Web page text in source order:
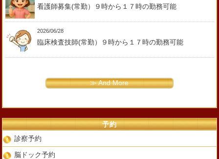
看護師募集(常勤）９時から１７時の勤務可能
2026/06/28
臨床検査技師(常勤）９時から１７時の勤務可能
≫ And More
予約
診察予約
脳ドック予約